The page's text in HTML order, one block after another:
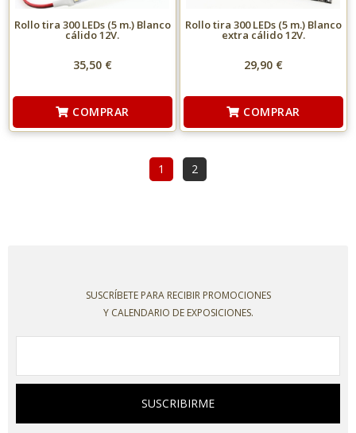
Rollo tira 300 LEDs (5 m.) Blanco
cálido 12V.
35,50 €
COMPRAR
Rollo tira 300 LEDs (5 m.) Blanco
extra cálido 12V.
29,90 €
COMPRAR
1 2
SUSCRÍBETE PARA RECIBIR PROMOCIONES
Y CALENDARIO DE EXPOSICIONES.
SUSCRIBIRME